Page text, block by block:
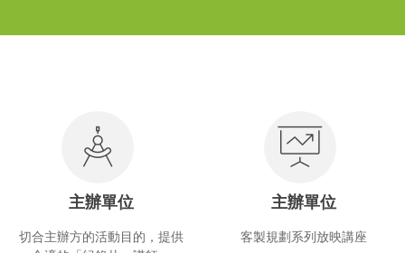
主辦單位
切合主辦方的活動目的，提供
主辦單位
客製規劃系列放映講座